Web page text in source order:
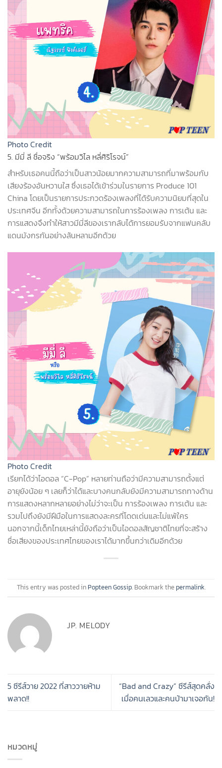
Photo Credit
5. มีมี่ ลี ชื่อจริง “พร้อมวิไล หลี่ศิริโรจน์”
สำหรับเธอคนนี้ถือว่าเป็นสาวน้อยมากความสามารถที่มาพร้อมกับ
เสียงร้องอันหวานใส ซึ่งเธอได้เข้าร่วมในรายการ Produce 101
China โดยเป็นรายการประกวดร้องเพลงที่ได้รับความนิยมที่สุดใน
ประเทศจีน อีกทั้งด้วยความสามารถในการร้องเพลง การเต้น และ
การแสดงจึงทำให้สาวมีมี่ลีของเรากลับได้การยอมรับจากแฟนคลับ
แดนมังกรกันอย่างล้นหลามอีกด้วย
Photo Credit
เรียกได้ว่าไอดอล “C-Pop” หลายท่านถือว่ามีความสามารถตั้งแต่
อายุยังน้อย ๆ เลยก็ว่าได้และบางคนกลับยังมีความสามารถทางด้าน
การแสดงหลากหลายอย่างไม่ว่าจะเป็น การร้องเพลง การเต้น และ
รวมไปถึงยังมีฝีมือในการแสดงละครที่โดดเด่นและไม่แพ้ใคร
นอกจากนี้เด็กไทยเหล่านี้ยังถือว่าเป็นไอดอลสัญชาติไทยที่จะสร้าง
ชื่อเสียงของประเทศไทยของเราได้มากขึ้นกว่าเดิมอีกด้วย
This entry was posted in Popteen Gossip. Bookmark the permalink.
JP. MELODY
5 ซีรีส์วาย 2022 ที่สาววายห้าม
พลาด!!
“Bad and Crazy” ซีรีส์สุดคลั่ง
เมื่อคนเลวและคนบ้ามาเจอกัน!
หมวดหมู่